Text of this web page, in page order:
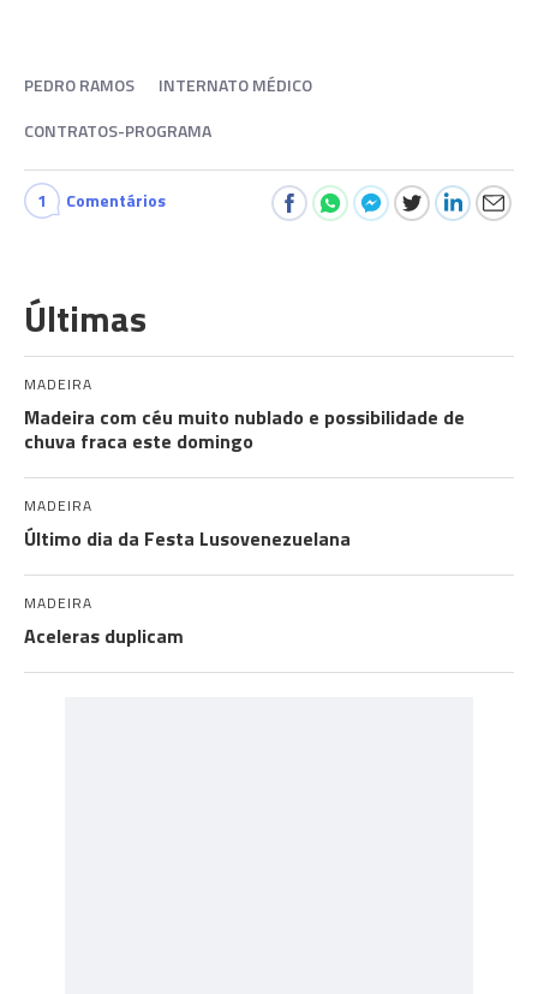
PEDRO RAMOS
INTERNATO MÉDICO
CONTRATOS-PROGRAMA
1 Comentários
Últimas
MADEIRA
Madeira com céu muito nublado e possibilidade de
chuva fraca este domingo
MADEIRA
Último dia da Festa Lusovenezuelana
MADEIRA
Aceleras duplicam